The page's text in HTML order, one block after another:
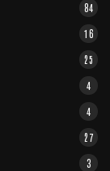
84
16
25
4
4
27
3